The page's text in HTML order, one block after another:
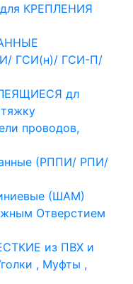
КРЕПЛЕНИЯ
ГСИ(н)/ ГСИ-П/
дл
проводов,
(РППИ/ РПИ/
(ШАМ)
Отверстием
из ПВХ и
, Муфты ,